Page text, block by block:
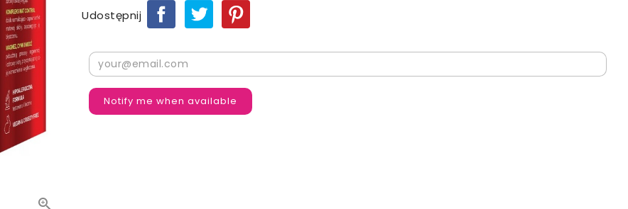

Udostępnij
Notify me when available